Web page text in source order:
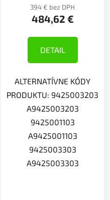
394 € bez DPH
484,62 €
DETAIL
ALTERNATÍVNE KÓDY
PRODUKTU: 9425003203
A9425003203
9425001103
A9425001103
9425003303
A9425003303